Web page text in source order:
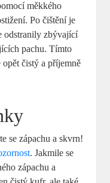
měkkého
Po čištění je
odstranily zbývající
pachu. Tímto
opět čistý a příjemně
se zápachu a skvrn!
. Jakmile se
zápachu a